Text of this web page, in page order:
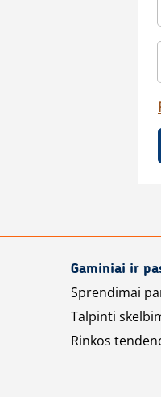
Gaminiai ir
Sprendimai
Talpinti
Rinkos